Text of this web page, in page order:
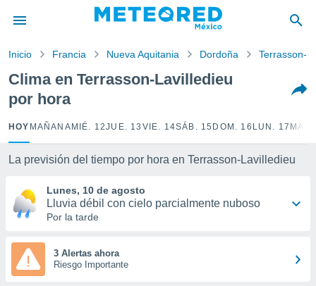
ha sido
para
que se
calidad.
a este
las
y
forma
digital
basada
Inicio Francia Nueva Aquitania Dordoña Terrasson-
Clima en Terrasson-Lavilledieu
por hora
HOY MAÑANA MIÉ. 12JUE. 13 VIE. 14SÁB. 15 DOM. 16 LUN. 17
La previsión del tiempo por hora en Terrasson-Lavilledieu
Lunes, 10 de agosto
Lluvia débil con cielo parcialmente nuboso
Por la tarde
3 Alertas ahora
Riesgo Importante